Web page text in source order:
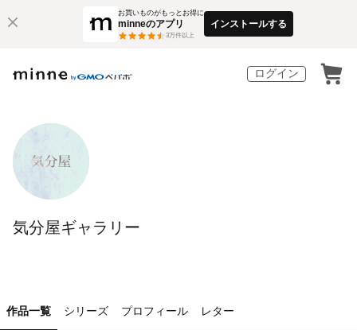
お買いものがもっとお得に
minneのアプリ
3万件以上
インストールする
ログイン
気分屋ギャラリー
作品一覧 シリーズ プロフィール レター